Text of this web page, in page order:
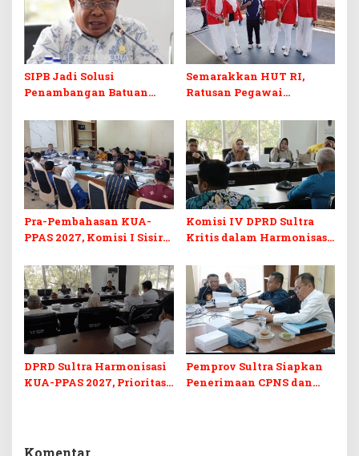
SIPB Jadi Solusi
Penambangan Batuan
di Sultra
Semarakkan HUT RI,
Ratusan Pegawai
Ikuti Lomba Bola Gotong
Pra-Pembahasan KUA-
PPAS 2027, Komisi I Sisir
Berkelanjutan
Komisi IV DPRD Sultra
Kritis dalam Harmonisasi
Perubahan APBD 2026
DPRD Sultra Harmonisasi
KUA-PPAS 2027, Prioritas
Pemprov Sultra Siapkan
Penerimaan CPNS dan
Komentar